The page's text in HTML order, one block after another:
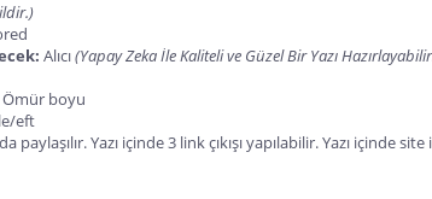
Alıcı(Yapay Zeka İle Kaliteli ve Güzel Bir Yazı
Ömür boyu
eft
paylaşılır. Yazı içinde 3 link çıkışı yapılabilir. Yazı içinde